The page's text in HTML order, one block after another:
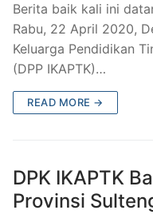
Berita baik kali ini
Rabu, 22 April 2020,
Keluarga Pendidikan
(DPP IKAPTK)…
READ MORE →
DPK IKAPTK
Provinsi